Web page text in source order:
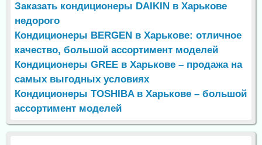
Заказать кондиционеры DAIKIN в Харькове
недорого
Кондиционеры BERGEN в Харькове: отличное
качество, большой ассортимент моделей
Кондиционеры GREE в Харькове – продажа на
самых выгодных условиях
Кондиционеры TOSHIBA в Харькове – большой
ассортимент моделей